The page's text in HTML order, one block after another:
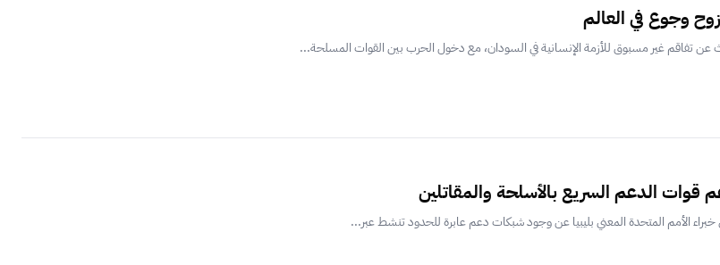
وجوع في العالم
تفاقم غير مسبوق للأزمة الإنسانية في السودان، مع دخول الحرب بين القوات المسلحة...
قوات الدعم السريع بالأسلحة والمقاتلين
الأمم المتحدة المعني بليبيا عن وجود شبكات دعم عابرة للحدود تنشط عبر...